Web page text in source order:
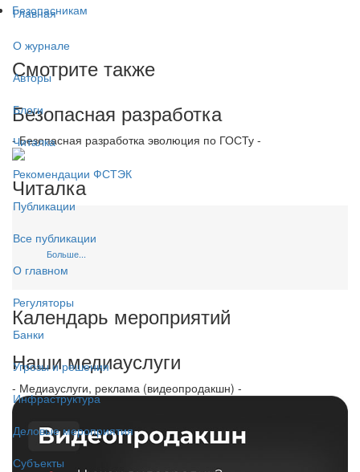
Главная
О журнале
Авторы
Блоги
Читалка
Рекомендации ФСТЭК
Публикации
Все публикации
О главном
Регуляторы
Банки
Угрозы и решения
Инфраструктура
Деловые мероприятия
Субъекты
Безопасникам
Смотрите также
Безопасная разработка
- Безопасная разработка эволюция по ГОСТу -
Читалка
Больше...
Календарь мероприятий
Наши медиауслуги
- Медиауслуги, реклама (видеопродакшн) -